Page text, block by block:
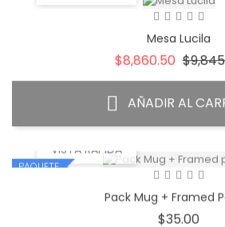
Mesa Lucila
$8,860.50 Precio
AÑADIR AL
VISTA RÁPIDA
PAQUETE
Pack Mug + Framed
$35.00